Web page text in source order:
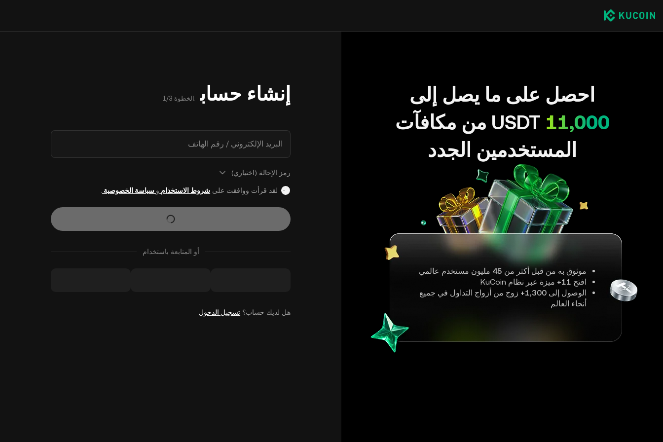
احصل على ما يصل إلى
11,000
USDT من مكافآت
المستخدمين الجدد
موثوق به من قبل أكثر من 45 مليون مستخدم عالمي
افتح 11+
ميزة عبر نظام KuCoin
الوصول إلى 1,300+
زوج من أزواج التداول في جميع
أنحاء العالم
إنشاء حساب الخطوة 1/3
البريد الإلكتروني / رقم الهاتف
رمز الإحالة (اختياري)
لقد قرأت ووافقت على شروط الاستخدام و سياسة الخصوصية
أو المتابعة باستخدام
هل لديك حساب؟ تسجيل الدخول